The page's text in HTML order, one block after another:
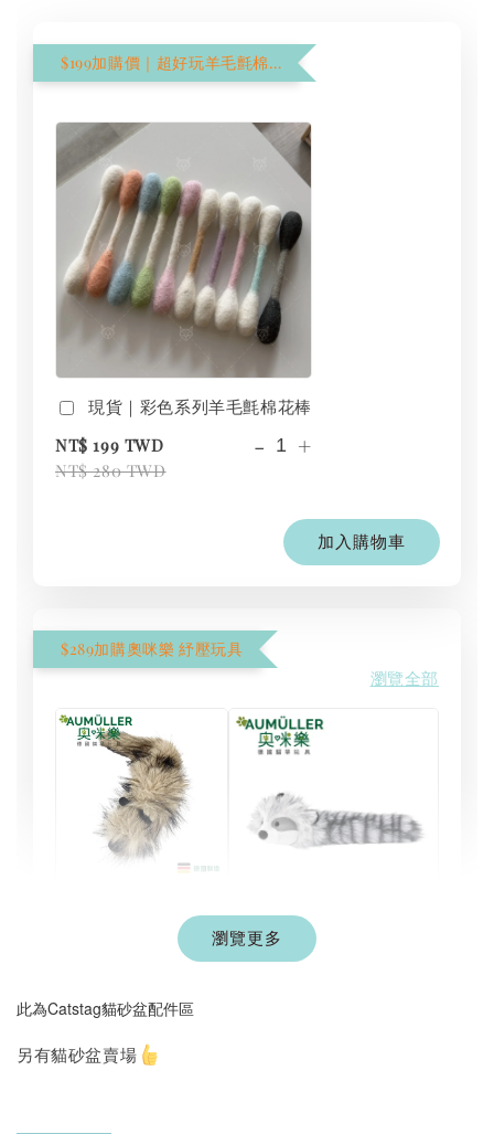
$199加購價｜超好玩羊毛氈棉花棒
現貨｜彩色系列羊毛氈棉花棒
NT$ 199 TWD
NT$ 280 TWD
- +
加入購物車
$289加購奧咪樂 紓壓玩具
瀏覽全部
Aumüller 奧咪樂
｜貓草纈草根玩具
NT$ 289 TWD
德國 Aumüller 奧咪樂
毛毛浣熊｜貓薄荷+木
瀏覽更多
此為Catstag貓砂盆配件區
另有貓砂盆賣場